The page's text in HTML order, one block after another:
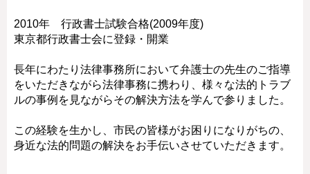
2010年 行政書士試験合格(2009年度)
東京都行政書士会に登録・開業
長年にわたり法律事務所において弁護士の先生のご指導
をいただきながら法律事務に携わり、様々な法的トラブ
ルの事例を見ながらその解決方法を学んで参りました。
この経験を生かし、市民の皆様がお困りになりがちの、
身近な法的問題の解決をお手伝いさせていただきます。